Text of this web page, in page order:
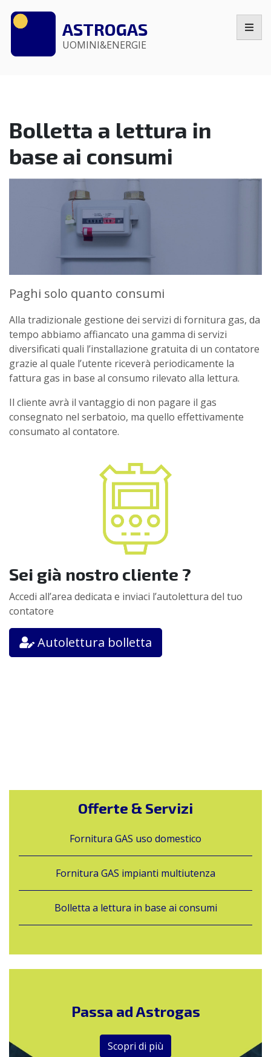
ASTROGAS
UOMINI&ENERGIE
GPL
la
Bolletta a lettura in
base ai consumi
Paghi solo quanto consumi
Alla tradizionale gestione dei servizi di fornitura gas, da
tempo abbiamo affiancato una gamma di servizi
diversificati quali l’installazione gratuita di un contatore
grazie al quale l’utente riceverà periodicamente la
fattura gas in base al consumo rilevato alla lettura.
Il cliente avrà il vantaggio di non pagare il gas
consegnato nel serbatoio, ma quello effettivamente
consumato al contatore.
Sei già nostro cliente ?
Accedi all’area dedicata e inviaci l’autolettura del tuo
contatore
Autolettura bolletta
Offerte & Servizi
Fornitura GAS uso domestico
Fornitura GAS impianti multiutenza
Bolletta a lettura in base ai consumi
Passa ad Astrogas
Scopri di più